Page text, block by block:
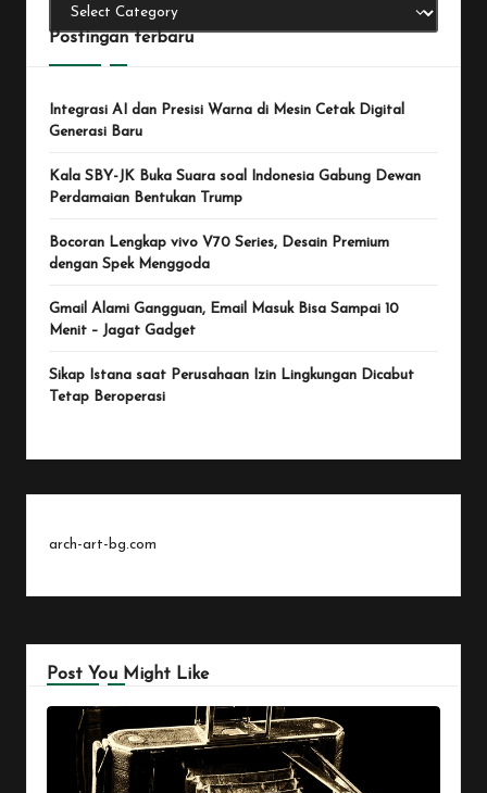
Postingan terbaru
Integrasi AI dan Presisi Warna di Mesin Cetak Digital
Generasi Baru
Kala SBY-JK Buka Suara soal Indonesia Gabung Dewan
Perdamaian Bentukan Trump
Bocoran Lengkap vivo V70 Series, Desain Premium
dengan Spek Menggoda
Gmail Alami Gangguan, Email Masuk Bisa Sampai 10
Menit – Jagat Gadget
Sikap Istana saat Perusahaan Izin Lingkungan Dicabut
Tetap Beroperasi
arch-art-bg.com
Post You Might Like